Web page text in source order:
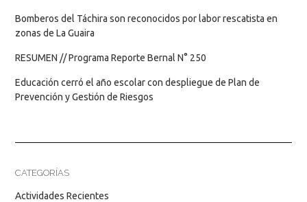
Bomberos del Táchira son reconocidos por labor rescatista en
zonas de La Guaira
RESUMEN // Programa Reporte Bernal N° 250
Educación cerró el año escolar con despliegue de Plan de
Prevención y Gestión de Riesgos
CATEGORÍAS
Actividades Recientes